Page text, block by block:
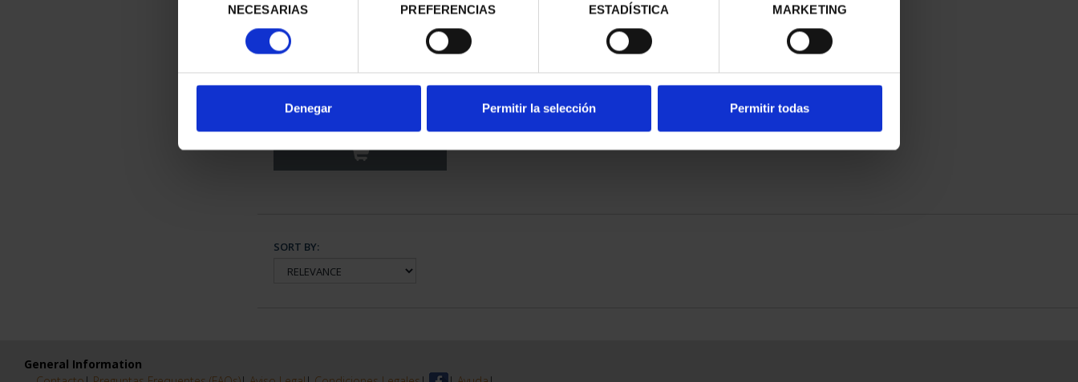
consentimiento
NECESARIAS PREFERENCIAS ESTADÍSTICA MARKETING
Denegar Permitir la selección Permitir todas
SPANISH CAPITALS -
SORT BY:
General Information